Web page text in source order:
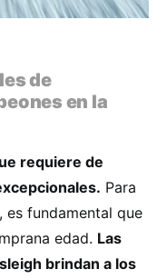
de
en la
requiere de
Para
fundamental que
edad. Las
brindan a los